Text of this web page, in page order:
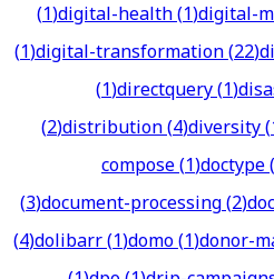
(1)digital-health(1)digital-
(1)digital-transformation(22)
(1)directquery(1)
(2)distribution(4)diversity(
compose(1)doctype(
(3)document-processing(2)
(4)dolibarr(1)domo(1)donor-